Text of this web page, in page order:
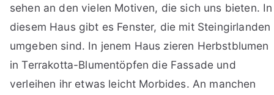
sehen an den vielen Motiven, die sich uns bieten. In
diesem Haus gibt es Fenster, die mit Steingirlanden
umgeben sind. In jenem Haus zieren Herbstblumen
in Terrakotta-Blumentöpfen die Fassade und
verleihen ihr etwas leicht Morbides. An manchen